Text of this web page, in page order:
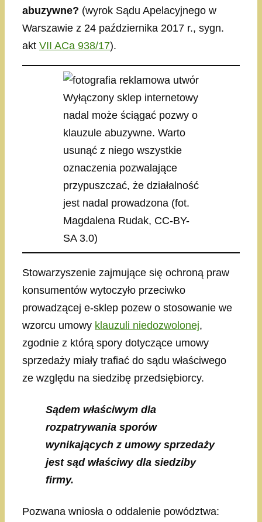
abuzywne? (wyrok Sądu Apelacyjnego w
Warszawie z 24 października 2017 r., sygn.
akt VII ACa 938/17).
Wyłączony sklep internetowy
nadal może ściągać pozwy o
klauzule abuzywne. Warto
usunąć z niego wszystkie
oznaczenia pozwalające
przypuszczać, że działalność
jest nadal prowadzona (fot.
Magdalena Rudak, CC-BY-
SA 3.0)
Stowarzyszenie zajmujące się ochroną praw
konsumentów wytoczyło przeciwko
prowadzącej e-sklep pozew o stosowanie we
wzorcu umowy klauzuli niedozwolonej,
zgodnie z którą spory dotyczące umowy
sprzedaży miały trafiać do sądu właściwego
ze względu na siedzibę przedsiębiorcy.
Sądem właściwym dla
rozpatrywania sporów
wynikających z umowy sprzedaży
jest sąd właściwy dla siedziby
firmy.
Pozwana wniosła o oddalenie powództwa: